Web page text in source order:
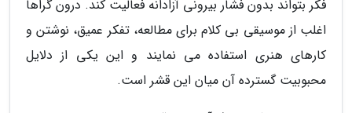
فکر بتواند بدون فشار بیرونی آزادانه فعالیت کند. درون گراها
اغلب از موسیقی بی کلام برای مطالعه، تفکر عمیق، نوشتن و
کارهای هنری استفاده می نمایند و این یکی از دلایل
محبوبیت گسترده آن میان این قشر است.